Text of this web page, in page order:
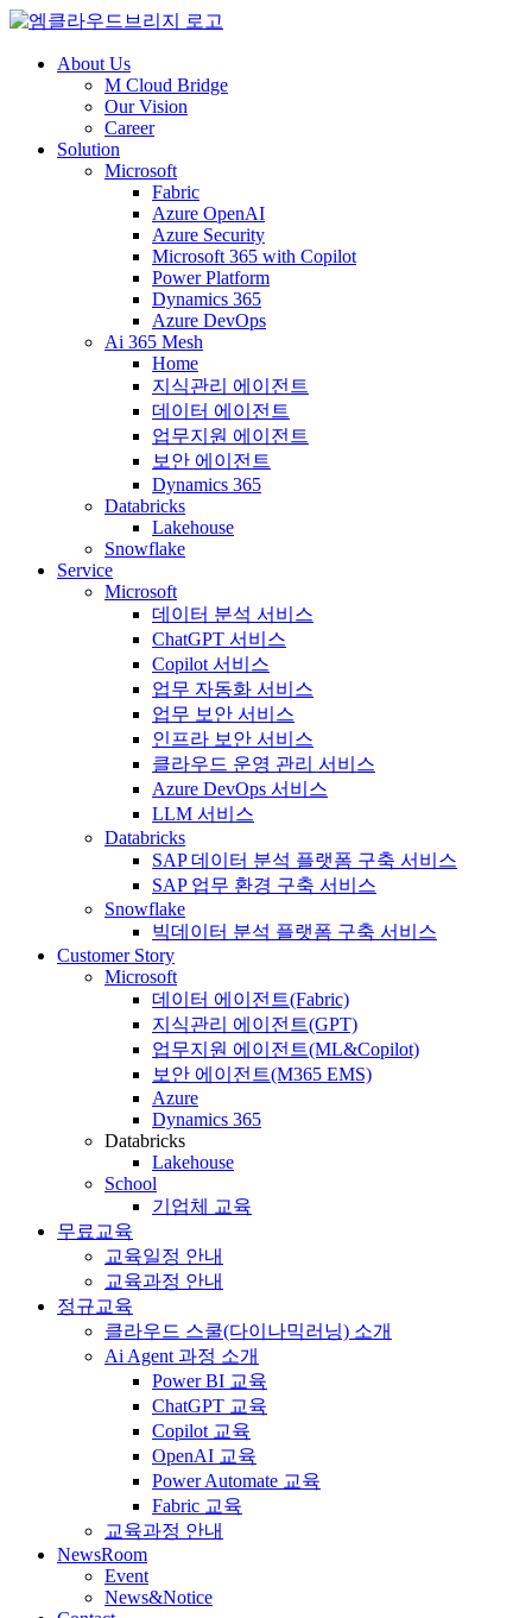
About Us
M Cloud Bridge
Our Vision
Career
Solution
Microsoft
Fabric
Azure OpenAI
Azure Security
Microsoft 365 with Copilot
Power Platform
Dynamics 365
Azure DevOps
Ai 365 Mesh
Home
지식관리 에이전트
데이터 에이전트
업무지원 에이전트
보안 에이전트
Dynamics 365
Databricks
Lakehouse
Snowflake
Service
Microsoft
데이터 분석 서비스
ChatGPT 서비스
Copilot 서비스
업무 자동화 서비스
업무 보안 서비스
인프라 보안 서비스
클라우드 운영 관리 서비스
Azure DevOps 서비스
LLM 서비스
Databricks
SAP 데이터 분석 플랫폼 구축 서비스
SAP 업무 환경 구축 서비스
Snowflake
빅데이터 분석 플랫폼 구축 서비스
Customer Story
Microsoft
데이터 에이전트(Fabric)
지식관리 에이전트(GPT)
업무지원 에이전트(ML&Copilot)
보안 에이전트(M365 EMS)
Azure
Dynamics 365
Databricks
Lakehouse
School
기업체 교육
무료교육
교육일정 안내
교육과정 안내
정규교육
클라우드 스쿨(다이나믹러닝) 소개
Ai Agent 과정 소개
Power BI 교육
ChatGPT 교육
Copilot 교육
OpenAI 교육
Power Automate 교육
Fabric 교육
교육과정 안내
NewsRoom
Event
News&Notice